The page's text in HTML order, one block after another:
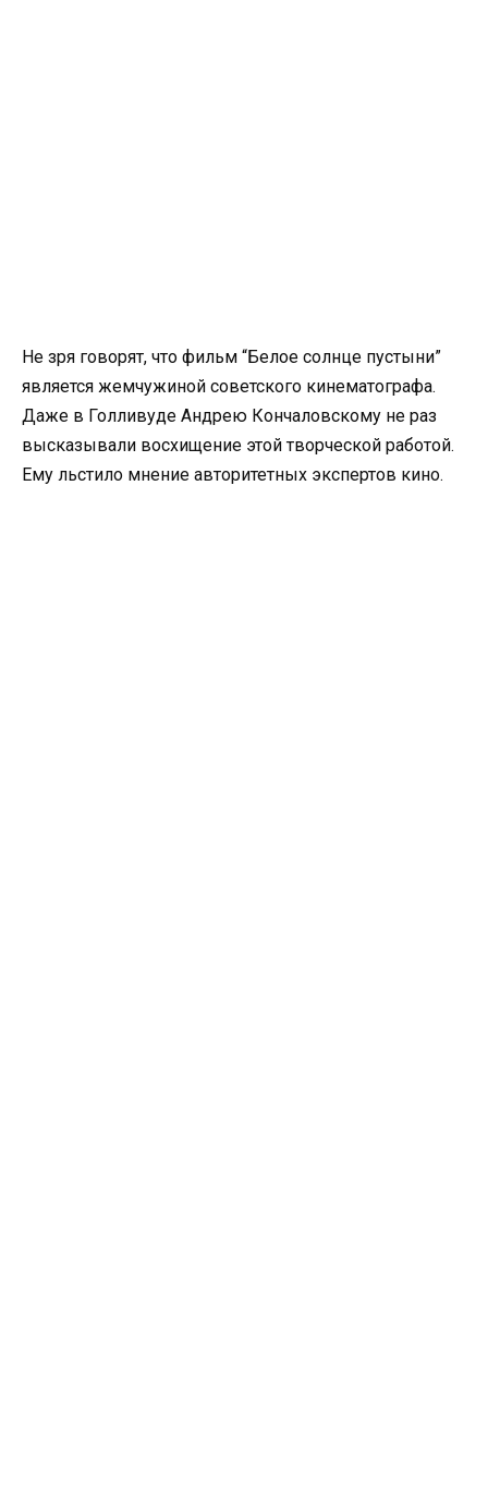
Не зря говорят, что фильм “Белое солнце пустыни”
является жемчужиной советского кинематографа.
Даже в Голливуде Андрею Кончаловскому не раз
высказывали восхищение этой творческой работой.
Ему льстило мнение авторитетных экспертов кино.